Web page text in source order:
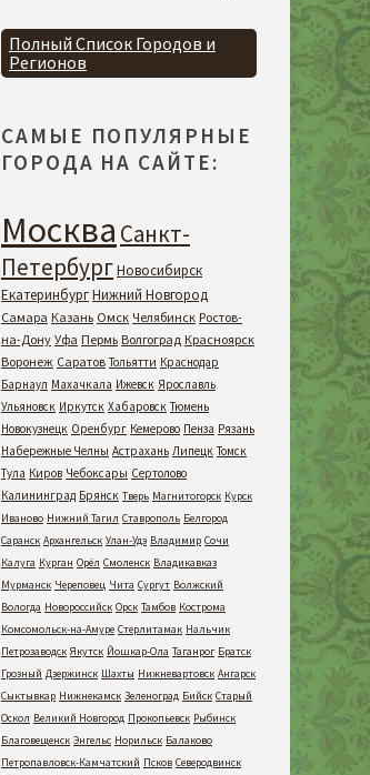
Полный Список Городов и
Регионов
САМЫЕ ПОПУЛЯРНЫЕ
ГОРОДА НА САЙТЕ:
Москва Санкт-
ПетербургНовосибирск
ЕкатеринбургНижний Новгород
Самара Казань Омск Челябинск Ростов-
на-Дону Уфа Пермь Волгоград Красноярск
Воронеж Саратов Тольятти Краснодар
Барнаул Махачкала Ижевск Ярославль
Ульяновск Иркутск Хабаровск Тюмень
Новокузнецк Оренбург Кемерово Пенза Рязань
Набережные Челны Астрахань Липецк Томск
Тула Киров Чебоксары Сертолово
Калининград Брянск Тверь Магнитогорск Курск
Иваново Нижний Тагил Ставрополь Белгород
Саранск Архангельск Улан-Удэ Владимир Сочи
Калуга Курган Орёл Смоленск Владикавказ
Мурманск Череповец Чита Сургут Волжский
Вологда Новороссийск Орск Тамбов Кострома
Комсомольск-на-Амуре Стерлитамак Нальчик
Петрозаводск Якутск Йошкар-Ола Таганрог Братск
Грозный Дзержинск Шахты Нижневартовск Ангарск
Сыктывкар Нижнекамск Зеленоград Бийск Старый
Оскол Великий Новгород Прокопьевск Рыбинск
Благовещенск Энгельс Норильск Балаково
Петропавловск-Камчатский Псков Северодвинск